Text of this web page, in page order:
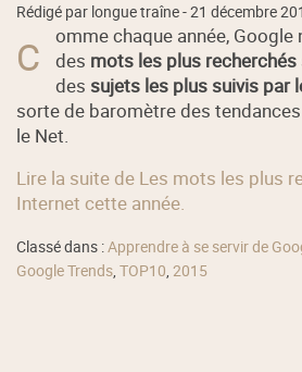
Rédigé par longue traîne -21 décembre
C
omme chaque année,
des mots les plus
des sujets les plus suivis par
sorte de baromètre des
le Net.
Lire la suite de Les mots les plus
Internet cette année.
Classé dans :Apprendre à se servir de
Google Trends,TOP10,2015